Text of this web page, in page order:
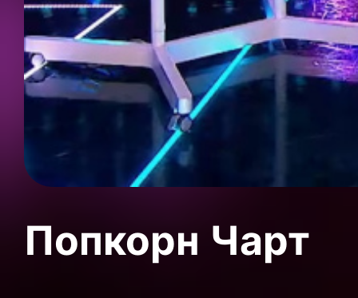
Попкорн Чарт